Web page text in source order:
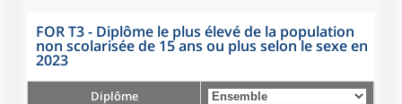
FOR T3 - Diplôme le plus élevé de la population
non scolarisée de 15 ans ou plus selon le sexe en
2023
Diplôme